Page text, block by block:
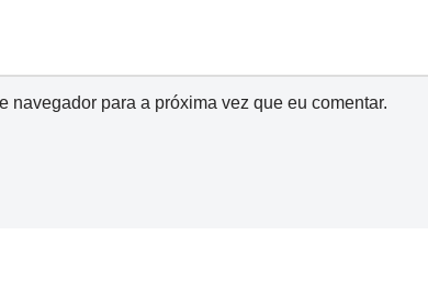
navegador para a próxima vez que eu comentar.